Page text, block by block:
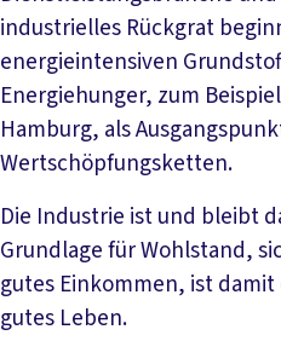
industrielles Rückgrat
energieintensiven
Energiehunger, zum
Hamburg, als
Wertschöpfungsketten.
Die Industrie ist und bleibt
Grundlage für Wohlstand,
gutes Einkommen, ist
gutes Leben.